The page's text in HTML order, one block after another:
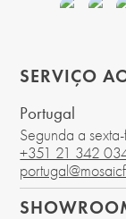
SERVIÇO
Portugal
Segunda a
+351 21 342